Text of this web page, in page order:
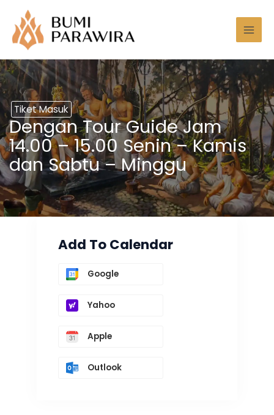
konten
Tiket Masuk
Dengan Tour Guide Jam
14.00 – 15.00 Senin – Kamis
dan Sabtu – Minggu
Add To Calendar
Google
Yahoo
Apple
Outlook